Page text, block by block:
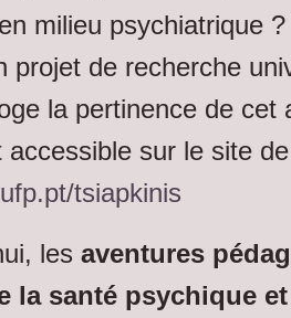
milieu psychiatrique
projet de recherche
la pertinence de cet
accessible sur le site de
tsiapkinis
les aventures
la santé psychique